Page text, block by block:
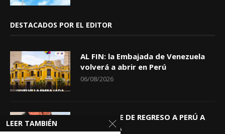
DESTACADOS POR EL EDITOR
AL FIN: la Embajada de Venezuela
volverá a abrir en Perú
06/08/2026
KEIKO TRAE DE REGRESO A PERÚ A
GIOVANNA
LEER TAMBIÉN